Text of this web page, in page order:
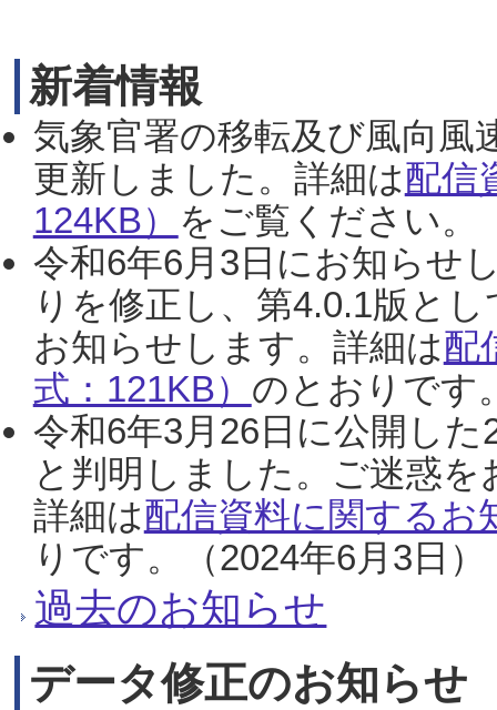
新着情報
気象官署の移転及び風向風
更新しました。詳細は配信
124KB） をご覧ください。
令和6年6月3日にお知らせ
りを修正し、第4.0.1版と
お知らせします。詳細は配
式：121KB） のとおりです
令和6年3月26日に公開し
と判明しました。ご迷惑
詳細は配信資料に関するお
りです。（2024年6月3日）
過去のお知らせ
データ修正のお知らせ